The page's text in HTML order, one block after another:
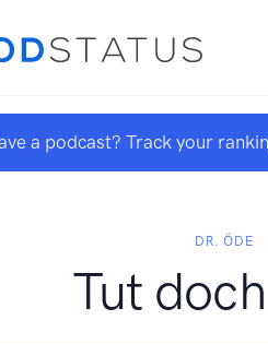
a podcast? Track your
DR. ÖDE
Tut